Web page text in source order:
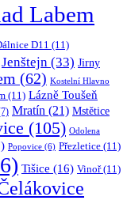
Labem
D11 (11)
Jenštejn (33) Jirny
(62) Kostelní Hlavno
(11) Lázně Toušeň
Mratín (21) Mstětice
(105) Odolena
Popovice (6) Přezletice (11)
Tišice (16) Vinoř(11)